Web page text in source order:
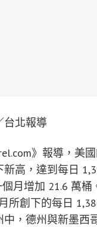
台北報導
》報導，美
高，達到每日
個月增加 21.6 萬
所創下的每日
，德州與新墨西